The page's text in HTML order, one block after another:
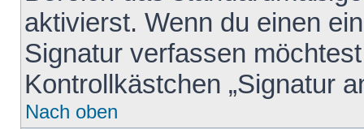
aktivierst. Wenn du einen
Signatur verfassen
Kontrollkästchen „Signatur
Nach oben